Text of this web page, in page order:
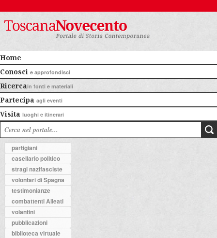
Home
Conosci e approfondisci
Ricercain fonti e materiali
Partecipa agli eventi
Visita luoghi e itinerari
partigiani
casellario politico
stragi nazifasciste
volontari di Spagna
testimonianze
combattenti Alleati
volantini
pubblicazioni
biblioteca virtuale